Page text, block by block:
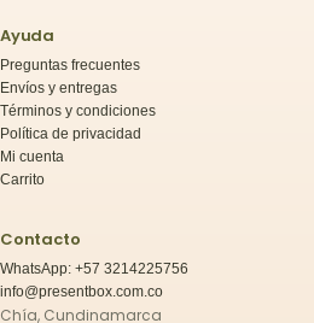
Ayuda
Preguntas frecuentes
Envíos y entregas
Términos y condiciones
Política de privacidad
Mi cuenta
Carrito
Contacto
WhatsApp: +57 3214225756
info@presentbox.com.co
Chía, Cundinamarca